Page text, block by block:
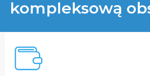
kompleksową